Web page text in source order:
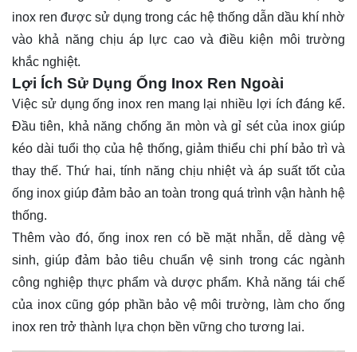
inox ren được sử dụng trong các hệ thống dẫn dầu khí nhờ
vào khả năng chịu áp lực cao và điều kiện môi trường
khắc nghiệt.
Lợi Ích Sử Dụng Ống Inox Ren Ngoài
Việc sử dụng ống inox ren mang lại nhiều lợi ích đáng kể.
Đầu tiên, khả năng chống ăn mòn và gỉ sét của inox giúp
kéo dài tuổi thọ của hệ thống, giảm thiểu chi phí bảo trì và
thay thế. Thứ hai, tính năng chịu nhiệt và áp suất tốt của
ống inox giúp đảm bảo an toàn trong quá trình vận hành hệ
thống.
Thêm vào đó, ống inox ren có bề mặt nhẵn, dễ dàng vệ
sinh, giúp đảm bảo tiêu chuẩn vệ sinh trong các ngành
công nghiệp thực phẩm và dược phẩm. Khả năng tái chế
của inox cũng góp phần bảo vệ môi trường, làm cho ống
inox ren trở thành lựa chọn bền vững cho tương lai.